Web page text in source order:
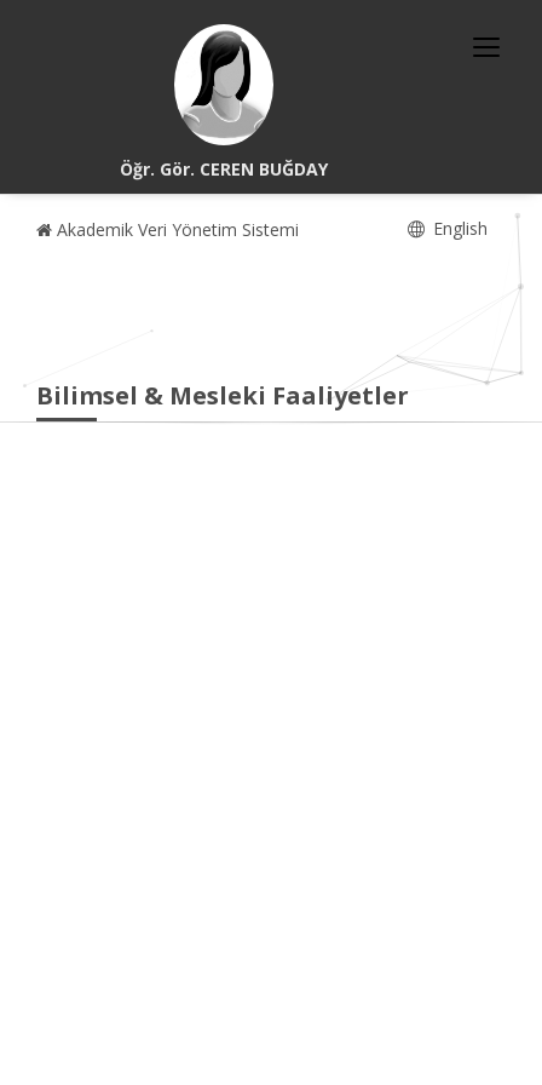
Öğr. Gör. CEREN BUĞDAY
Akademik Veri Yönetim Sistemi English
Bilimsel & Mesleki Faaliyetler